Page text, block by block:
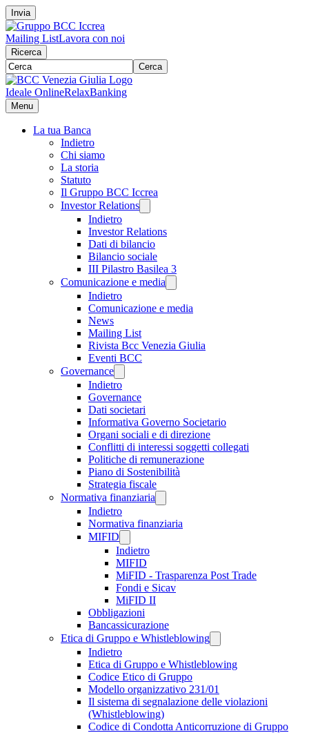
Invia
Mailing ListLavora con noi
Ricerca
Cerca
Ideale OnlineRelaxBanking
Menu
La tua Banca
Indietro
Chi siamo
La storia
Statuto
Il Gruppo BCC Iccrea
Investor Relations
Indietro
Investor Relations
Dati di bilancio
Bilancio sociale
III Pilastro Basilea 3
Comunicazione e media
Indietro
Comunicazione e media
News
Mailing List
Rivista Bcc Venezia Giulia
Eventi BCC
Governance
Indietro
Governance
Dati societari
Informativa Governo Societario
Organi sociali e di direzione
Conflitti di interessi soggetti collegati
Politiche di remunerazione
Piano di Sostenibilità
Strategia fiscale
Normativa finanziaria
Indietro
Normativa finanziaria
MIFID
Indietro
MIFID
MiFID - Trasparenza Post Trade
Fondi e Sicav
MiFID II
Obbligazioni
Bancassicurazione
Etica di Gruppo e Whistleblowing
Indietro
Etica di Gruppo e Whistleblowing
Codice Etico di Gruppo
Modello organizzativo 231/01
Il sistema di segnalazione delle violazioni
(Whistleblowing)
Codice di Condotta Anticorruzione di Gruppo